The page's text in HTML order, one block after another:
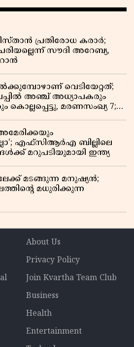
പ്രതിരോധ കരാർ;
സൗദി അറേബ്യ,
വെടിയേറ്റത്;
അഞ്ച് അധ്യാപകരും
കൊല്ലപ്പെട്ടു, മരണസംഖ്യ 7;
എഫ്സിആർഎ ബില്ലിലെ
മറുപടിയുമായി ഇന്ത്യ
മടങ്ങുന്ന മനുഷ്യൻ;
മധുരിക്കുന്ന
About Us
Privacy Policy
Join Kvartha Team Club
Business
Health
Entertainment